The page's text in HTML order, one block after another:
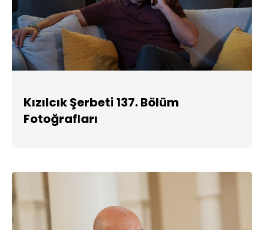
Kızılcık Şerbeti 137. Bölüm
Fotoğrafları